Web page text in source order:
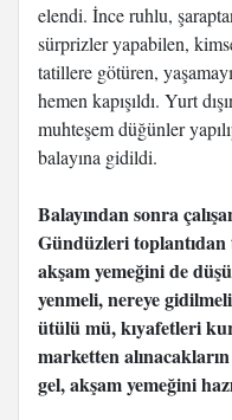
elendi. İnce ruhlu,
sürprizler yapabilen,
tatillere götüren,
hemen kapışıldı. Yurt
muhteşem düğünler
balayına gidildi.
Balayından sonra
Gündüzleri
akşam yemeğini de
yenmeli, nereye
ütülü mü, kıyafetleri
marketten alınacakların
gel, akşam yemeğini